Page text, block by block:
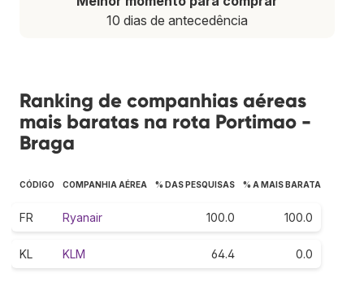
10 dias de antecedência
Ranking de companhias aéreas
mais baratas na rota Portimao -
Braga
CÓDIGO COMPANHIA AÉREA % DAS PESQUISAS % A MAIS BARATA
FR Ryanair 100.0 100.0
KL KLM 64.4 0.0